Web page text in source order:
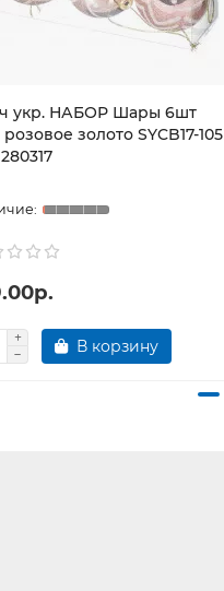
укр. НАБОР Шары 6шт
золото SYCB17-105
В корзину